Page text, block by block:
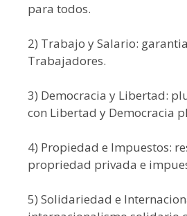
para todos.
2) Trabajo y Salario:
Trabajadores.
3) Democracia y Libertad:
con Libertad y Democracia
4) Propiedad e Impuestos:
propriedad privada e
5) Solidariedad e